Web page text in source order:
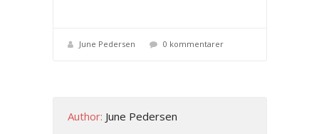
June Pedersen 0 kommentarer
Author: June Pedersen